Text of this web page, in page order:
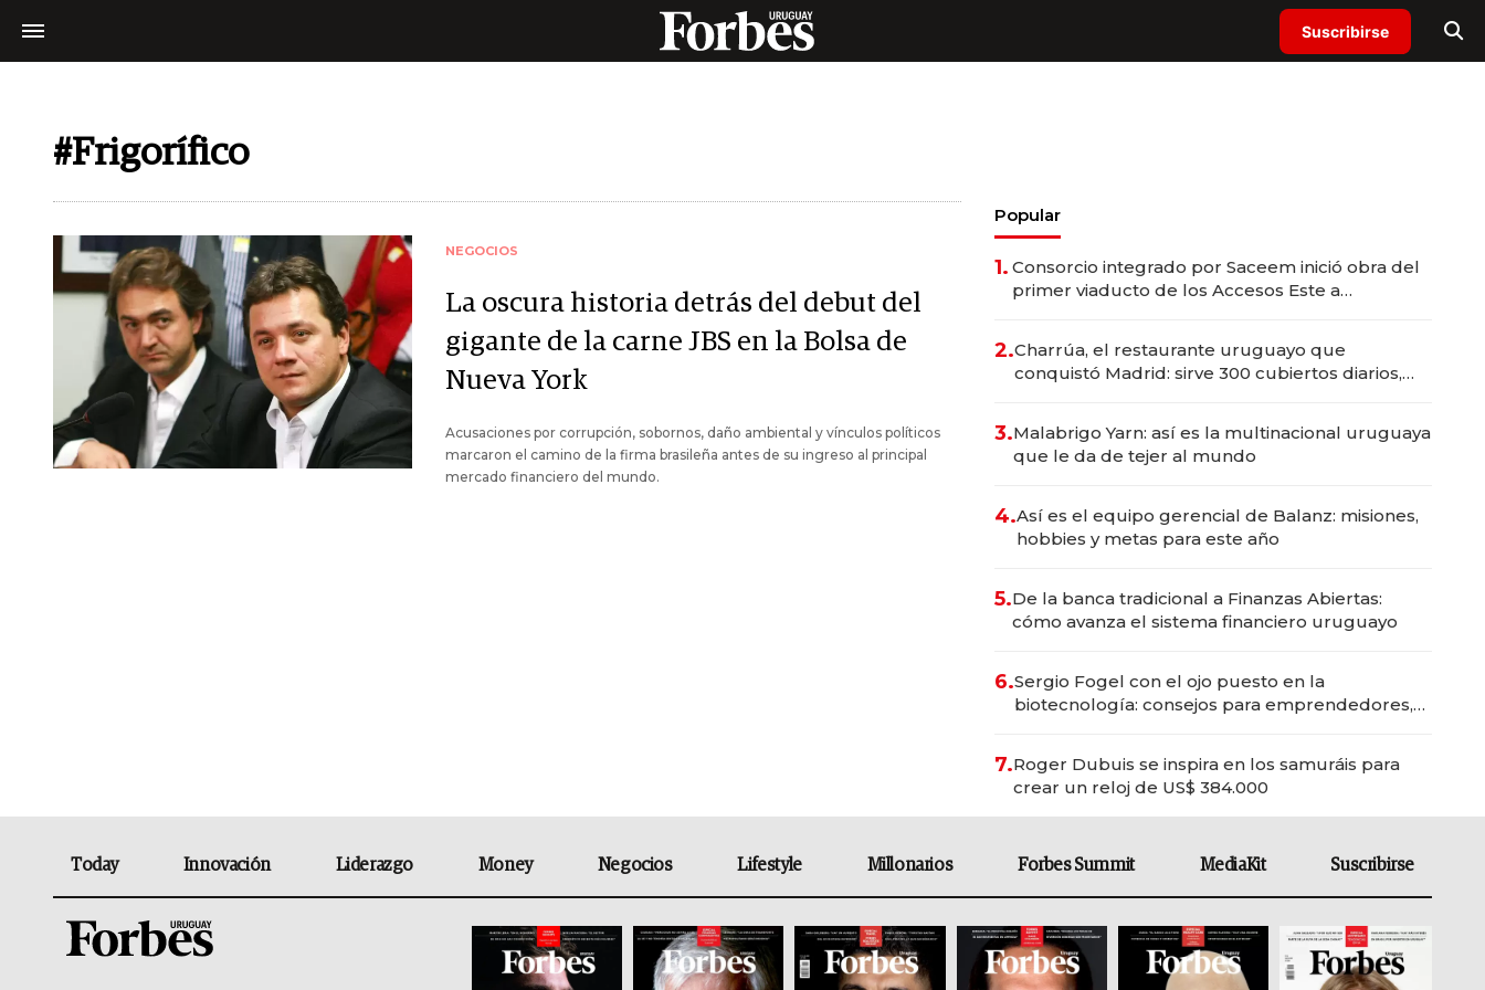
Suscribirse
#Frigorífico
NEGOCIOS
La oscura historia detrás del debut del
gigante de la carne JBS en la Bolsa de
Nueva York
Acusaciones por corrupción, sobornos, daño ambiental y vínculos políticos
marcaron el camino de la firma brasileña antes de su ingreso al principal
mercado financiero del mundo.
Popular
1. Consorcio integrado por Saceem inició obra del
primer viaducto de los Accesos Este a
2.Charrúa, el restaurante uruguayo que
conquistó Madrid: sirve 300 cubiertos diarios,
3.Malabrigo Yarn: así es la multinacional uruguaya
que le da de tejer al mundo
4.Así es el equipo gerencial de Balanz: misiones,
hobbies y metas para este año
5.De la banca tradicional a Finanzas Abiertas:
cómo avanza el sistema financiero uruguayo
6.Sergio Fogel con el ojo puesto en la
biotecnología: consejos para emprendedores,
7.Roger Dubuis se inspira en los samuráis para
crear un reloj de US$ 384.000
Today Innovación Liderazgo Money Negocios Lifestyle Millonarios Forbes Summit MediaKit Suscribirse